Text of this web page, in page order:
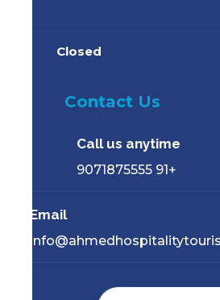
Closed
Contact Us
Call us anytime
+91 9071875555
Email